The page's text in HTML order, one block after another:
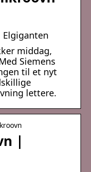
middag,
Siemens
til et nyt
lettere.
|